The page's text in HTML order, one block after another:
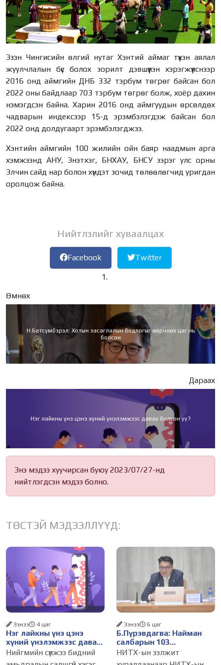
Эзэн Чингисийн өлгий нутаг Хэнтий аймаг түүхэн аялал
жуулчлалын бүс болох зорилт дэвшүүлэн хэрэгжүүлснээр
2016 онд аймгийн ДНБ 332 тэрбум төгрөг байсан бол
2022 оны байдлаар 703 тэрбум төгрөг болж, хоёр дахин
нэмэгдсэн байна. Харин 2016 онд аймгуудын өрсөлдөх
чадварын индексээр 15-д эрэмбэлэгдэж байсан бол
2022 онд долдугаарт эрэмбэлэгджээ.
Хэнтийн аймгийн 100 жилийн ойн баяр наадмын арга
хэмжээнд АНУ, Энэтхэг, БНХАУ, БНСУ зэрэг улс орны
Элчин сайд нар болон хүндэт зочид төлөөлөгчид уригдан
оролцож байна.
Нийтлэлийг хуваалцах
Facebook Twitter
Өмнөх
Н.Батсүмбэрэл: Хотын засаглалын бодлогыг өөрчлөх цаг нь
болсон
Дараах
Нэг лайкны үнэ цэнэ хүний үнэлэмжээс давах болсон уу?
Энэ мэдээ хуучирсан буюу 2023/07/27-нд
нийтлэгдсэн мэдээ болно.
ТӨСТЭЙ МЭДЭЭЛЛҮҮД:
Нэг лайкны үнэ цэнэ
хүний үнэлэмжээс давах
болсон уу?
Ээнээ 4 цаг
Нийгмийн сүлжээ бидний
Б.Пүрэвдагва: Найман
салбарын 103
үйлчилгээний
бүртгэлийг цуцалснаар
Ээнээ 6 цаг
НИТХ-ын ээлжит